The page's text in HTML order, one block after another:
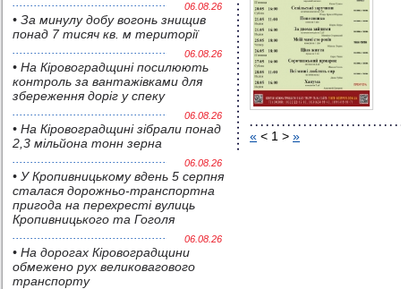
06.08.26
• За минулу добу вогонь знищив
понад 7 тисяч кв. м території
06.08.26
• На Кіровоградщині посилюють
контроль за вантажівками для
збереження доріг у спеку
06.08.26
• На Кіровоградщині зібрали понад
2,3 мільйона тонн зерна
06.08.26
• У Кропивницькому вдень 5 серпня
сталася дорожньо-транспортна
пригода на перехресті вулиць
Кропивницького та Гоголя
06.08.26
• На дорогах Кіровоградщини
обмежено рух великовагового
транспорту
« < 1 > »